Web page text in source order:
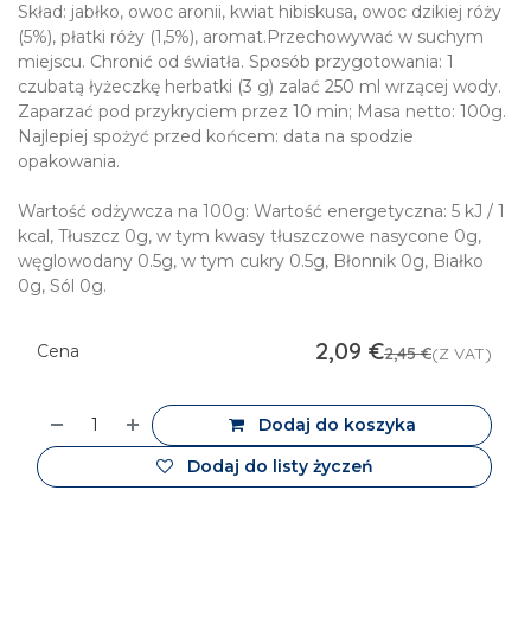
Skład: jabłko, owoc aronii, kwiat hibiskusa, owoc dzikiej róży
(5%), płatki róży (1,5%), aromat.Przechowywać w suchym
miejscu. Chronić od światła. Sposób przygotowania: 1
czubatą łyżeczkę herbatki (3 g) zalać 250 ml wrzącej wody.
Zaparzać pod przykryciem przez 10 min; Masa netto: 100g.
Najlepiej spożyć przed końcem: data na spodzie
opakowania.
Wartość odżywcza na 100g: Wartość energetyczna: 5 kJ / 1
kcal, Tłuszcz 0g, w tym kwasy tłuszczowe nasycone 0g,
węglowodany 0.5g, w tym cukry 0.5g, Błonnik 0g, Białko
0g, Sól 0g.
Dodaj do koszyka
Dodaj do listy życzeń
Cena 2,09 €2,45€(Z VAT)